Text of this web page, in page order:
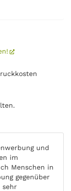
und
im
Menschen in
gegenüber
sehr